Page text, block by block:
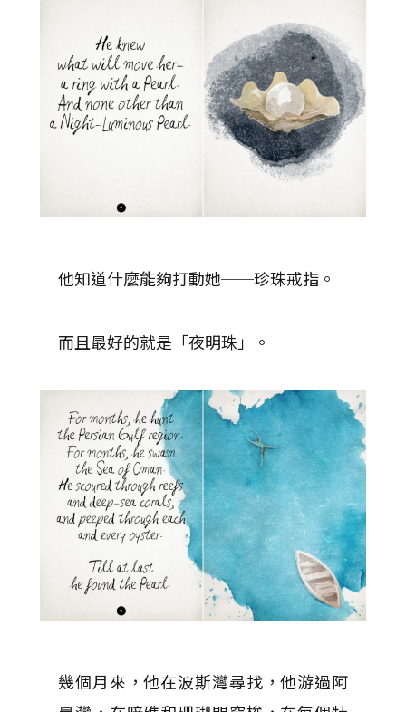
他知道什麼能夠打動她──珍珠戒指。
而且最好的就是「夜明珠」。
幾個月來，他在波斯灣尋找，他游過阿